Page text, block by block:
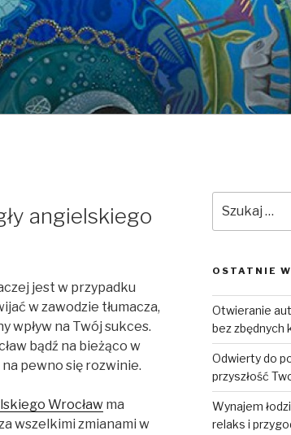
angielskiego
jest w przypadku
w zawodzie tłumacza,
wpływ na Twój sukces.
bądź na bieżąco w
pewno się rozwinie.
Wrocław ma
wszelkimi zmianami w
OSTATNIE
Otwieranie
bez
Odwierty do
przyszłość
Wynajem
relaks i